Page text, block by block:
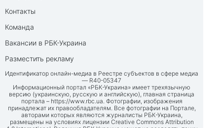
Контакты
Команда
Вакансии в РБК-Украина
Разместить рекламу
Идентификатор онлайн-медиа в Реестре субъектов в сфере медиа
— R40-05347
Информационный портал «РБК-Украина» имеет трехязычную
версию (украинскую, русскую и английскую), главная страница
портала – https://www.rbc.ua. Фотографии, изображения
принадлежат их правообладателям. Все фотографии на Портале,
авторами которых являются журналисты РБК-Украина,
размещены на условиях лицензии Creative Commons Attribution